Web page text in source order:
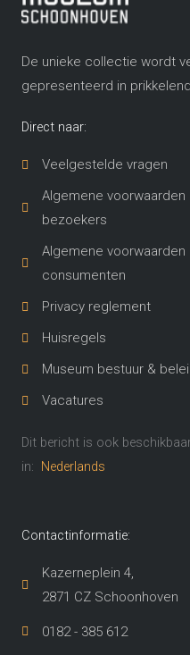
De unieke collectie wordt
gepresenteerd in
Direct naar:
Veelgestelde vragen
Algemene voorwaarden
bezoekers
Algemene voorwaarden
consumenten
Privacy reglement
Huisregels
Museum bestuur &
Vacatures
Dit bericht is ook
in:
Nederlands
Contactinformatie:
Kazerneplein 4,
2871 CZ Schoonhoven​
0182 - 385 612